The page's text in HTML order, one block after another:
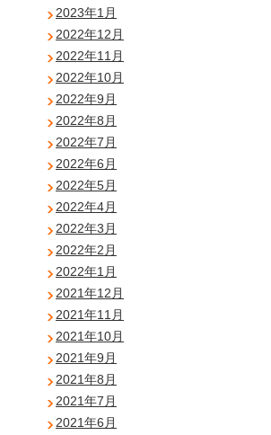
2023年1月
2022年12月
2022年11月
2022年10月
2022年9月
2022年8月
2022年7月
2022年6月
2022年5月
2022年4月
2022年3月
2022年2月
2022年1月
2021年12月
2021年11月
2021年10月
2021年9月
2021年8月
2021年7月
2021年6月